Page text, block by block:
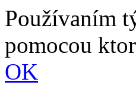
Používaním
pomocou
OK